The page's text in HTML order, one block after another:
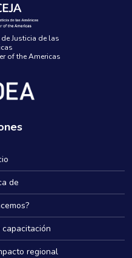
Justicia de las
of the Americas
de
capacitación
regional